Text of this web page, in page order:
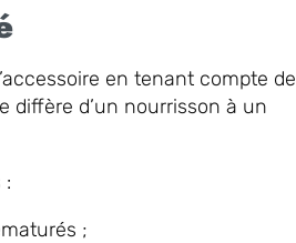
en tenant compte de
diffère d’un nourrisson à un
:
;